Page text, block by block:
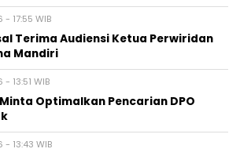
17:55 WIB
Terima Audiensi Ketua Perwiridan
Mandiri
13:51 WIB
Optimalkan Pencarian DPO
13:43 WIB